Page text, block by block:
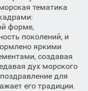
тематика
форме,
поколений, и
яркими
создавая
дух морского
для
его традиции.